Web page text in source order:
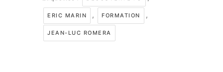
ERIC MARIN , FORMATION ,
JEAN-LUC ROMERA